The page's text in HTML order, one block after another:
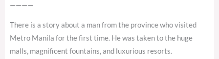
————
There is a story about a man from the province who visited
Metro Manila for the first time. He was taken to the huge
malls, magnificent fountains, and luxurious resorts.